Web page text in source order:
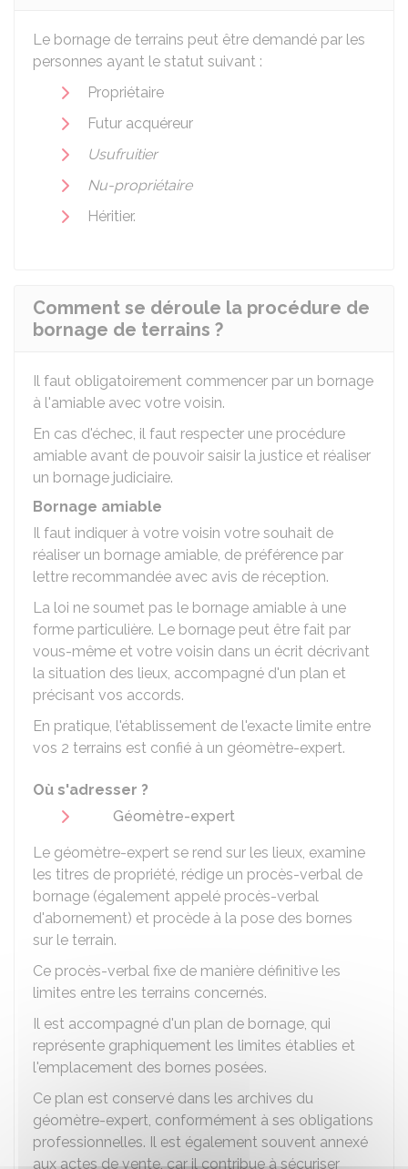
Le bornage de terrains peut être demandé par les
personnes ayant le statut suivant :
Propriétaire
Futur acquéreur
Usufruitier
Nu-propriétaire
Héritier.
Comment se déroule la procédure de
bornage de terrains ?
Il faut obligatoirement commencer par un bornage
à l'amiable avec votre voisin.
En cas d'échec, il faut respecter une procédure
amiable avant de pouvoir saisir la justice et réaliser
un bornage judiciaire.
Bornage amiable
Il faut indiquer à votre voisin votre souhait de
réaliser un bornage amiable, de préférence par
lettre recommandée avec avis de réception.
La loi ne soumet pas le bornage amiable à une
forme particulière. Le bornage peut être fait par
vous-même et votre voisin dans un écrit décrivant
la situation des lieux, accompagné d'un plan et
précisant vos accords.
En pratique, l'établissement de l'exacte limite entre
vos 2 terrains est confié à un géomètre-expert.
Où s'adresser ?
Géomètre-expert
Le géomètre-expert se rend sur les lieux, examine
les titres de propriété, rédige un procès-verbal de
bornage (également appelé procès-verbal
d'abornement) et procède à la pose des bornes
sur le terrain.
Ce procès-verbal fixe de manière définitive les
limites entre les terrains concernés.
Il est accompagné d'un plan de bornage, qui
représente graphiquement les limites établies et
l'emplacement des bornes posées.
Ce plan est conservé dans les archives du
géomètre-expert, conformément à ses obligations
professionnelles. Il est également souvent annexé
aux actes de vente, car il contribue à sécuriser